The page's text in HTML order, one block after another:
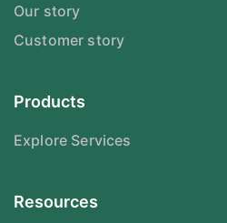
Our story
Customer story
Products
Explore Services
Resources